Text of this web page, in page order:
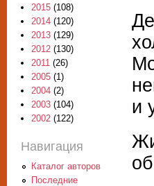
и
2015 (108)
2014 (120)
2013 (129)
2012 (130)
2011 (26)
2005 (1)
2004 (2)
2003 (104)
2002 (122)
Навигация
Каталог авторов
Последние